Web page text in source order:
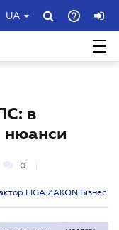
UA
в
нюанси
0
LIGA ZAKON Бізнес